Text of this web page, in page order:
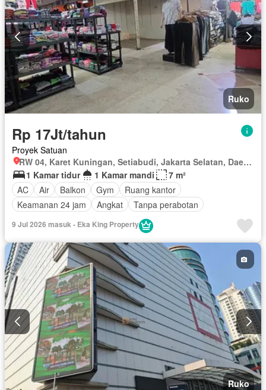
Telephone
Televisi Garasi Halaman
Wifi
Tanpa perabotan
Ruko
Rp 17Jt/tahun
Proyek Satuan
RW 04, Karet Kuningan, Setiabudi, Jakarta Selatan, Daerah Khusus Ibukota Jakarta
1 Kamar tidur
1 Kamar mandi
7 m²
AC
Air Balkon Gym
Ruang kantor
Keamanan 24 jam
Angkat Tanpa perabotan
9 Jul 2026 masuk - Eka King Property
Ruko